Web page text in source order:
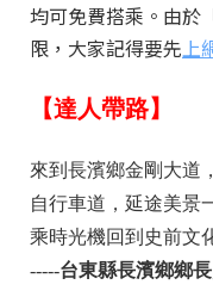
均可免費搭乘。由於
限，大家記得要先上
【達人帶路】
來到長濱鄉金剛大道
自行車道，延途美景
乘時光機回到史前文
-----台東縣長濱鄉鄉